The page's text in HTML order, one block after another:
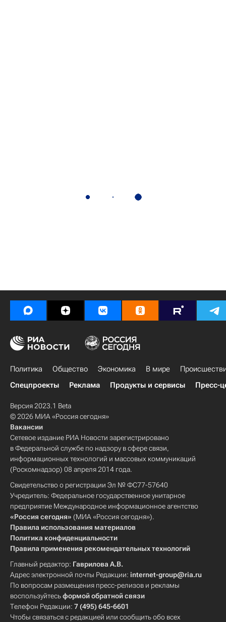
Политика Общество Экономика В мире
Спецпроекты
Реклама Продукты и сервисы Пресс-
Версия 2023.1 Beta
© 2026 МИА «Россия сегодня»
Вакансии
Сетевое издание РИА Новости зарегистрировано
в Федеральной службе по надзору в сфере связи,
информационных технологий и массовых коммуникаций
(Роскомнадзор) 08 апреля 2014 года.
Свидетельство о регистрации Эл № ФС77-57640
Учредитель: Федеральное государственное унитарное
предприятие Международное информационное агентство
«Россия сегодня» (МИА «Россия сегодня»).
Правила использования материалов
Политика конфиденциальности
Правила применения рекомендательных технологий
Главный редактор: Гаврилова А.В.
Адрес электронной почты Редакции: internet-group@ria.ru
По вопросам размещения пресс-релизов и рекламы
воспользуйтесьформой обратной связи
Телефон Редакции: 7 (495) 645-6601
Чтобы связаться с редакцией или сообщить обо всех